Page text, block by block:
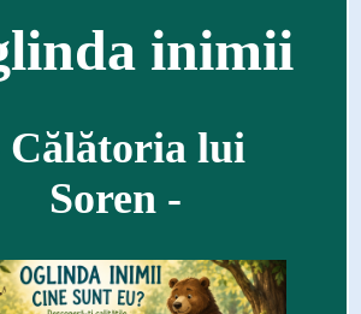
inimii
Călătoria lui
Soren -